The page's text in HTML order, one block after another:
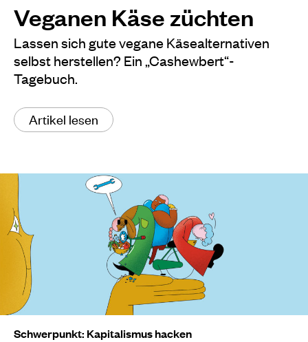
Veganen Käse züchten
Lassen sich gute vegane Käsealternativen
selbst herstellen? Ein „Cashewbert“-
Tagebuch.
Artikel lesen
Schwerpunkt: Kapitalismus hacken